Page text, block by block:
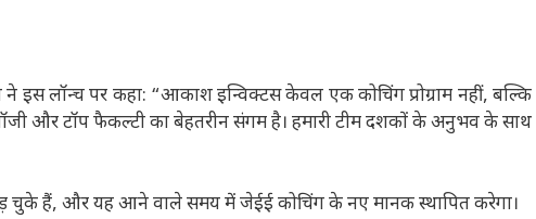
लॉन्च पर कहा: “आकाश इन्विक्टस केवल एक कोचिंग प्रोग्राम नहीं, बल्कि
और टॉप फैकल्टी का बेहतरीन संगम है। हमारी टीम दशकों के अनुभव के साथ
चुके हैं, और यह आने वाले समय में जेईई कोचिंग के नए मानक स्थापित करेगा।